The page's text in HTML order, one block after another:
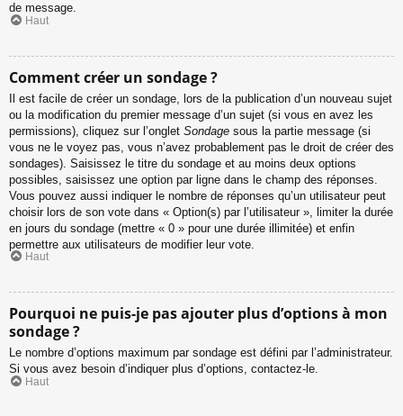
de message.
Haut
Comment créer un sondage ?
Il est facile de créer un sondage, lors de la publication d’un nouveau sujet
ou la modification du premier message d’un sujet (si vous en avez les
permissions), cliquez sur l’onglet Sondage sous la partie message (si
vous ne le voyez pas, vous n’avez probablement pas le droit de créer des
sondages). Saisissez le titre du sondage et au moins deux options
possibles, saisissez une option par ligne dans le champ des réponses.
Vous pouvez aussi indiquer le nombre de réponses qu’un utilisateur peut
choisir lors de son vote dans « Option(s) par l’utilisateur », limiter la durée
en jours du sondage (mettre « 0 » pour une durée illimitée) et enfin
permettre aux utilisateurs de modifier leur vote.
Haut
Pourquoi ne puis-je pas ajouter plus d’options à mon
sondage ?
Le nombre d’options maximum par sondage est défini par l’administrateur.
Si vous avez besoin d’indiquer plus d’options, contactez-le.
Haut